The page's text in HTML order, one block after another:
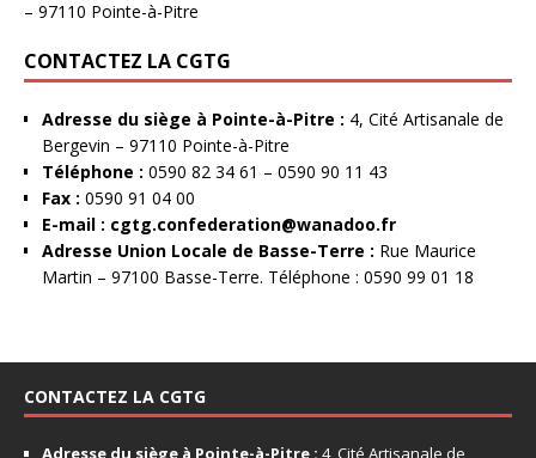
– 97110 Pointe-à-Pitre
CONTACTEZ LA CGTG
Adresse du siège à Pointe-à-Pitre : 4, Cité Artisanale de
Bergevin – 97110 Pointe-à-Pitre
Téléphone : 0590 82 34 61 – 0590 90 11 43
Fax : 0590 91 04 00
E-mail : cgtg.confederation@wanadoo.fr
Adresse Union Locale de Basse-Terre : Rue Maurice
Martin – 97100 Basse-Terre. Téléphone : 0590 99 01 18
CONTACTEZ LA CGTG
Adresse du siège à Pointe-à-Pitre : 4, Cité Artisanale de